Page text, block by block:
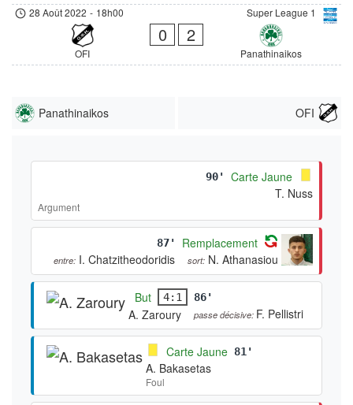
Super League 1
28 Août 2022 - 18h00
OFI
0 2
Panathinaikos
Panathinaikos OFI
90'
Carte Jaune
T. Nuss
Argument
87' Remplacement
entre: I. Chatzitheodoridis sort: N. Athanasiou
But 4:1 86'
A. Zaroury passe décisive: F. Pellistri
Carte Jaune 81'
A. Bakasetas
Foul